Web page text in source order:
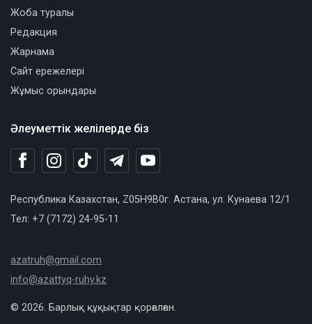
Әлеуметтік желілерде біз
Республика Казахстан, Z05H9B0г. Астана, ул. Кунаева 12/1
Тел: +7 (7172) 24-95-11
azatruh@gmail.com
info@azattyq-ruhy.kz
Жоба туралы
Редакция
Жарнама
Сайт ережелері
Жұмыс орындары
© 2026. Барлық құқықтар қорғалған.